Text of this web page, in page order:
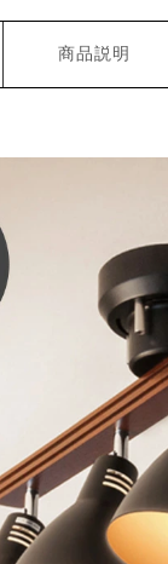
商品説明